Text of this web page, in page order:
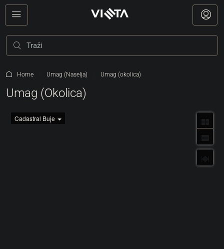
Home Umag (Naselja) Umag (okolica)
Umag (okolica)
Cadastral Buje